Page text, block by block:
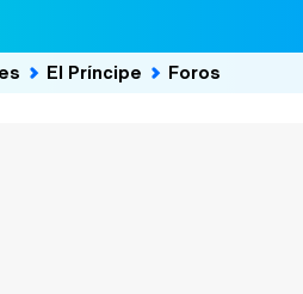
El Príncipe Foros